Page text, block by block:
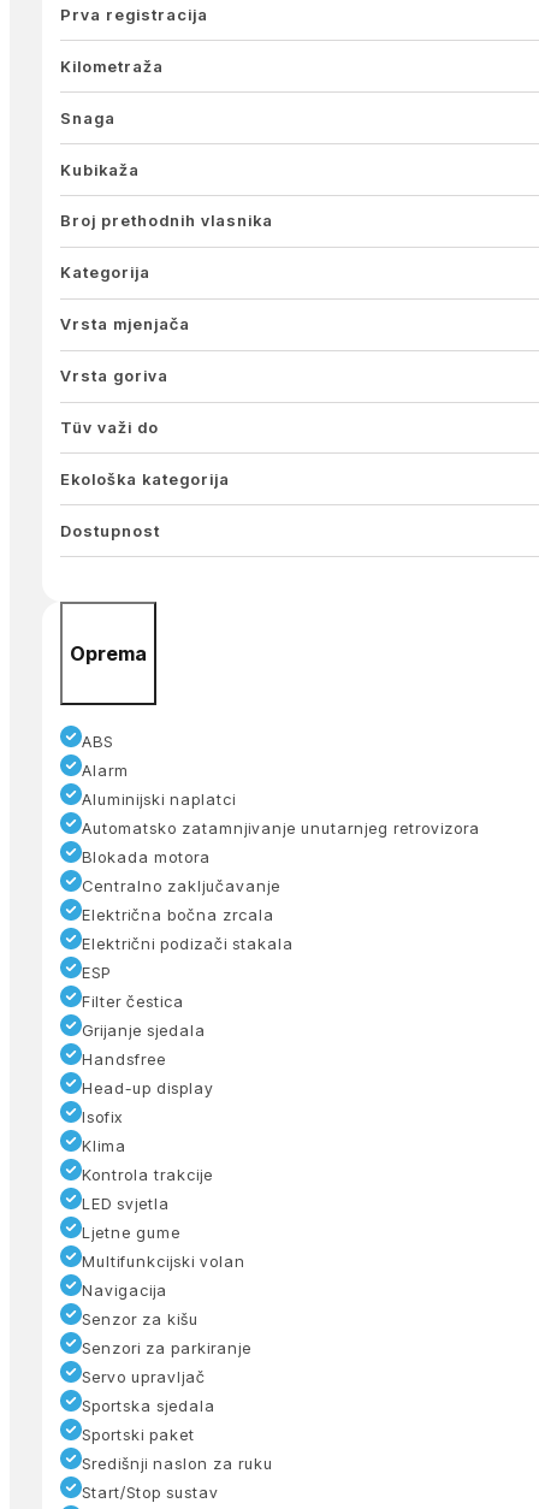
Prva registracija
Kilometraža
Snaga
Kubikaža
Broj prethodnih vlasnika
Kategorija
Vrsta mjenjača
Vrsta goriva
Tüv važi do
Ekološka kategorija
Dostupnost
Oprema
ABS
Alarm
Aluminijski naplatci
Automatsko zatamnjivanje unutarnjeg retrovizora
Blokada motora
Centralno zaključavanje
Električna bočna zrcala
Električni podizači stakala
ESP
Filter čestica
Grijanje sjedala
Handsfree
Head-up display
Isofix
Klima
Kontrola trakcije
LED svjetla
Ljetne gume
Multifunkcijski volan
Navigacija
Senzor za kišu
Senzori za parkiranje
Servo upravljač
Sportska sjedala
Sportski paket
Središnji naslon za ruku
Start/Stop sustav